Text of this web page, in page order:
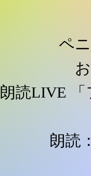
ペ
朗読LIVE 「
朗読